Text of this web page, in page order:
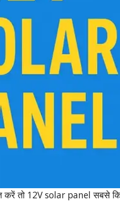
करें तो 12V solar panel सबसे